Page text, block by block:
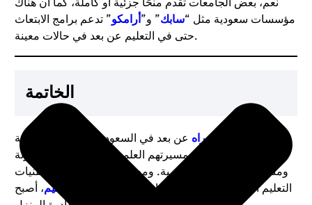
مؤسسات سعودية مثل “سابك” و”أرامكو” تدعم برامج الابتعاث
حتى في التعليم عن بعد في حالات معينة.
الخاتمة
دراسة الدكتوراه عن بعد في السعودية تمثل فرصة ذهبية
للراغبين في تطوير مسيرتهم العلمية والمهنية بطريقة مرنة
ومناسبة لظروفهم الشخصية. ومع التقدم المستمر في تقنيات
التعليم الإلكتروني واعتماد البرامج من قبل
وزارة التعليم، أصبح